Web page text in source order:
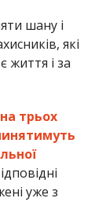
шану і
які
життя і за
трьох
уже з